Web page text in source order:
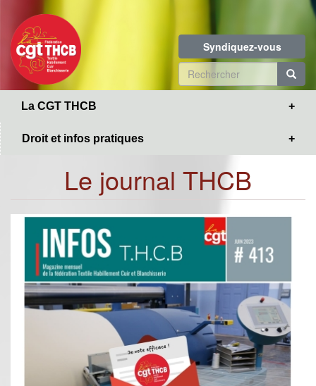
contenu
principal
Syndiquez-vous
Formulaire
de
La CGT THCB
Droit et infos pratiques
Le journal THCB